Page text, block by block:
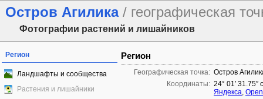
Остров Агилика / географическая
Фотографии растений и лишайников
Регион
Ландшафты и сообщества
Растения и лишайники
Регион
Географическая точка: Остров
Координаты: 24° 01′ 31.75″
Яндекса,